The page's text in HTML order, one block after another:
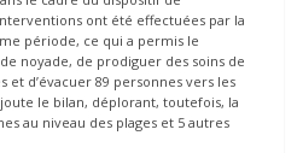
ont été effectuées par la
période, ce qui a permis le
noyade, de prodiguer des soins de
et d’évacuer 89 personnes vers les
le bilan, déplorant, toutefois, la
au niveau des plages et 5 autres